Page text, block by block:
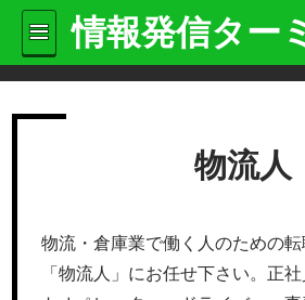
情報発信ター
物流人
物流・倉庫業で働く人のための
「物流人」にお任せ下さい。正